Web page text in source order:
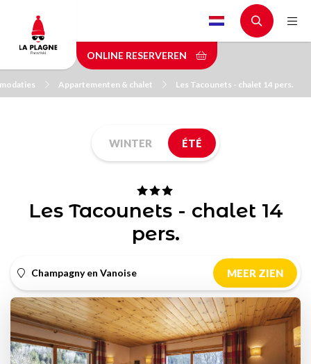
main
content
ONLINE RESERVEREN
Appartementen & chalet Les Tacounets - chalet 14 pers.
WINTER ÉTÉ
Les Tacounets - chalet 14
pers.
Champagny en Vanoise MEER ZIEN